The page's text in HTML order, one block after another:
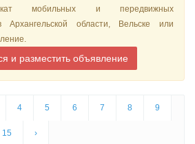
мобильных и передвижных
Архангельской области, Вельске или
и разместить объявление
4 5 6 7 8 9
15 ›